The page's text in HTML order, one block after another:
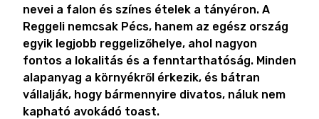
nevei a falon és színes ételek a tányéron. A
Reggeli nemcsak Pécs, hanem az egész ország
egyik legjobb reggelizőhelye, ahol nagyon
fontos a lokalitás és a fenntarthatóság. Minden
alapanyag a környékről érkezik, és bátran
vállalják, hogy bármennyire divatos, náluk nem
kapható avokádó toast.